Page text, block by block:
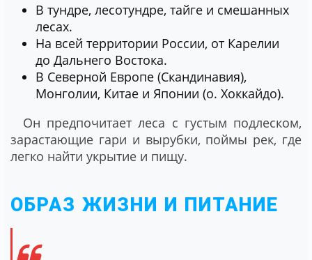
В тундре, лесотундре, тайге и смешанных
лесах.
На всей территории России, от Карелии
до Дальнего Востока.
В Северной Европе (Скандинавия),
Монголии, Китае и Японии (о. Хоккайдо).
Он предпочитает леса с густым подлеском,
зарастающие гари и вырубки, поймы рек, где
легко найти укрытие и пищу.
ОБРАЗ ЖИЗНИ И ПИТАНИЕ